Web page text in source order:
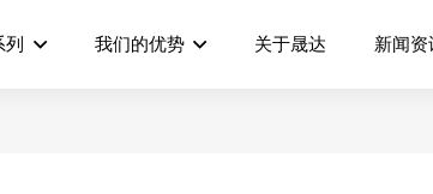
列 我们的优势 关于晟达 新闻资